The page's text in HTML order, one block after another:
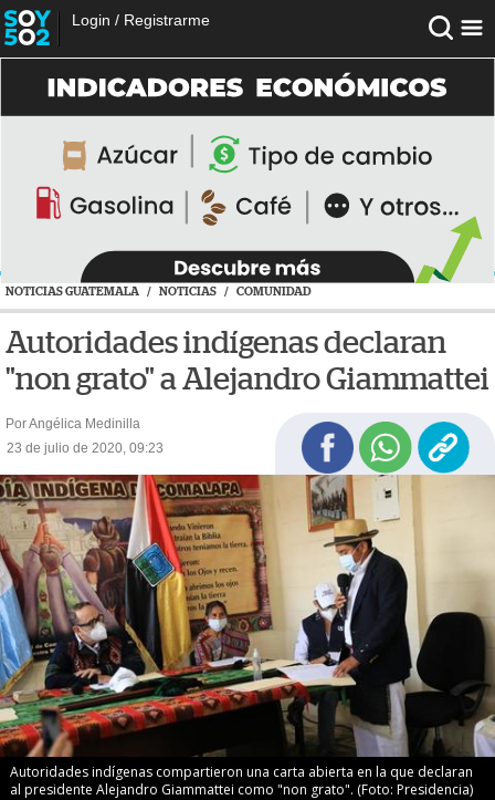
Login / Registrarme
NOTICIAS GUATEMALA / NOTICIAS / COMUNIDAD
Autoridades indígenas declaran
"non grato" a Alejandro Giammattei
Por Angélica Medinilla
23 de julio de 2020, 09:23
Autoridades indígenas compartieron una carta abierta en la que declaran
al presidente Alejandro Giammattei como "non grato". (Foto: Presidencia)